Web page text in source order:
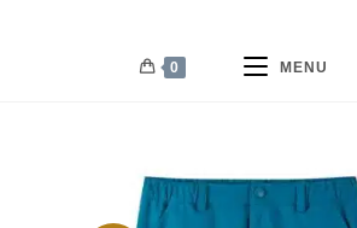
0 MENU